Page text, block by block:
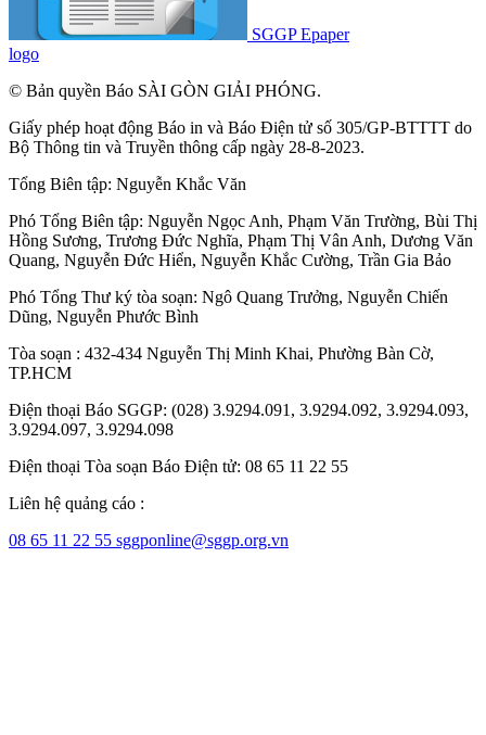
SGGP Epaper
logo
© Bản quyền Báo SÀI GÒN GIẢI PHÓNG.
Giấy phép hoạt động Báo in và Báo Điện tử số 305/GP-BTTTT do
Bộ Thông tin và Truyền thông cấp ngày 28-8-2023.
Tổng Biên tập: Nguyễn Khắc Văn
Phó Tổng Biên tập: Nguyễn Ngọc Anh, Phạm Văn Trường, Bùi Thị
Hồng Sương, Trương Đức Nghĩa, Phạm Thị Vân Anh, Dương Văn
Quang, Nguyễn Đức Hiển, Nguyễn Khắc Cường, Trần Gia Bảo
Phó Tổng Thư ký tòa soạn: Ngô Quang Trưởng, Nguyễn Chiến
Dũng, Nguyễn Phước Bình
Tòa soạn : 432-434 Nguyễn Thị Minh Khai, Phường Bàn Cờ,
TP.HCM
Điện thoại Báo SGGP: (028) 3.9294.091, 3.9294.092, 3.9294.093,
3.9294.097, 3.9294.098
Điện thoại Tòa soạn Báo Điện tử: 08 65 11 22 55
Liên hệ quảng cáo :
08 65 11 22 55 sggponline@sggp.org.vn